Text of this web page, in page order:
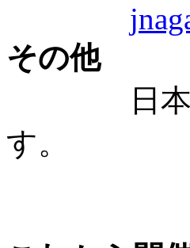
その他
日本看護
す。